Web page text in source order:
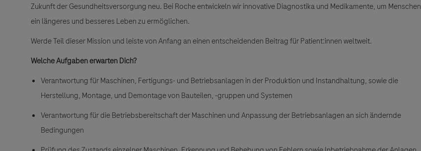
Zukunft der Gesundheitsversorgung neu. Bei Roche entwickeln wir innovative Diagnostika und Medikamente, um Menschen
ein längeres und besseres Leben zu ermöglichen.
Werde Teil dieser Mission und leiste von Anfang an einen entscheidenden Beitrag für Patient:innen weltweit.
Welche Aufgaben erwarten Dich?
Verantwortung für Maschinen, Fertigungs- und Betriebsanlagen in der Produktion und Instandhaltung, sowie die
Herstellung, Montage, und Demontage von Bauteilen, -gruppen und Systemen
Verantwortung für die Betriebsbereitschaft der Maschinen und Anpassung der Betriebsanlagen an sich ändernde
Bedingungen